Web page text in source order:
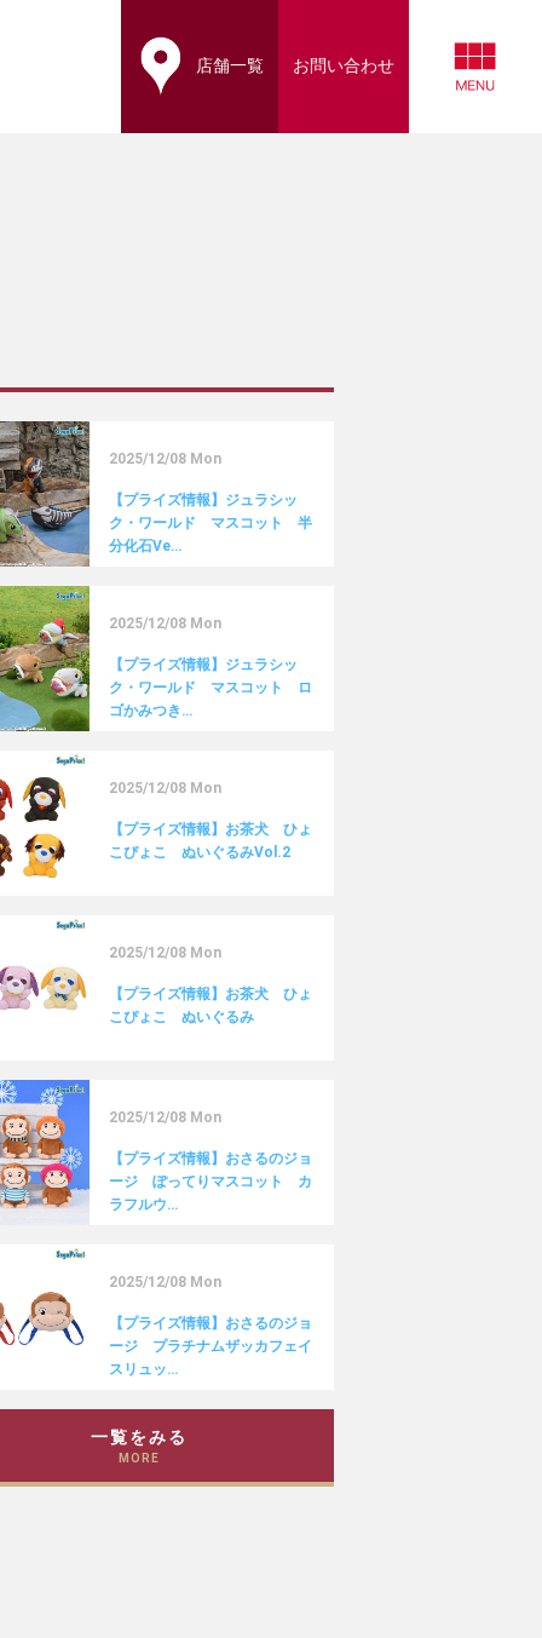
店舗一覧 お問い合わせ
2025/12/08 Mon
【プライズ情報】ジュラシッ
ク・ワールド マスコット 半
分化石Ve…
2025/12/08 Mon
【プライズ情報】ジュラシッ
ク・ワールド マスコット ロ
ゴかみつき…
2025/12/08 Mon
【プライズ情報】お茶犬 ひょ
こぴょこ ぬいぐるみVol.2
2025/12/08 Mon
【プライズ情報】お茶犬 ひょ
こぴょこ ぬいぐるみ
2025/12/08 Mon
【プライズ情報】おさるのジョ
ージ ぽってりマスコット カ
ラフルウ…
2025/12/08 Mon
【プライズ情報】おさるのジョ
ージ プラチナムザッカフェイ
スリュッ…
一覧をみる
MORE